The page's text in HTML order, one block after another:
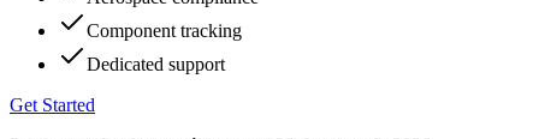
Component tracking
Dedicated support
Get Started